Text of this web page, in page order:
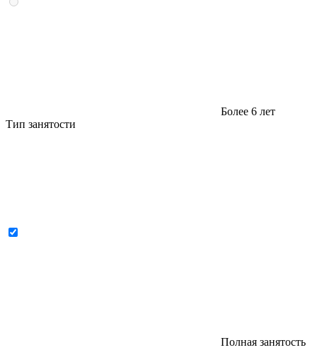
Более 6 лет
Тип занятости
Полная занятость